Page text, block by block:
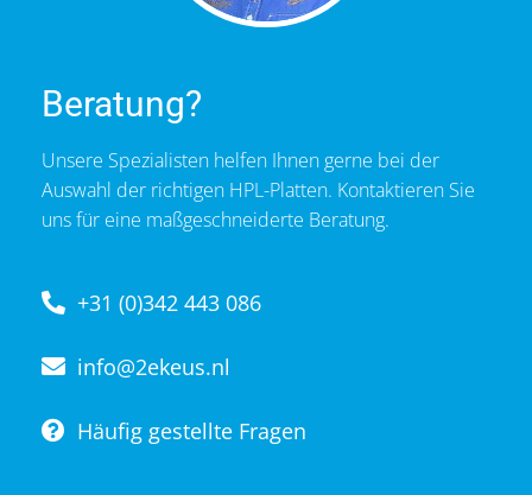
Beratung?
Unsere Spezialisten helfen Ihnen gerne bei der
Auswahl der richtigen HPL-Platten. Kontaktieren Sie
uns für eine maßgeschneiderte Beratung.
+31 (0)342 443 086
info@2ekeus.nl
Häufig gestellte Fragen